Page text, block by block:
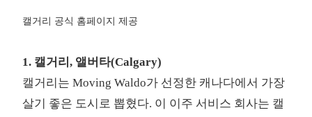
캘거리 공식 홈페이지 제공
1. 캘거리, 앨버타(Calgary)
캘거리는 Moving Waldo가 선정한 캐나다에서 가장
살기 좋은 도시로 뽑혔다. 이 이주 서비스 회사는 캘